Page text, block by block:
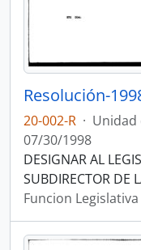
Resolución-
20-002-R ·
07/30/1998
DESIGNAR AL
SUBDIRECTOR DE
Funcion